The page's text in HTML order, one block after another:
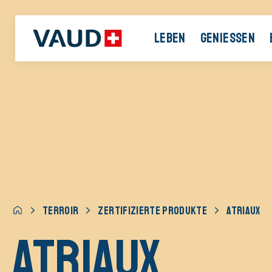
LEBEN GENIESSEN
TERROIR ZERTIFIZIERTE PRODUKTE ATRIAUX